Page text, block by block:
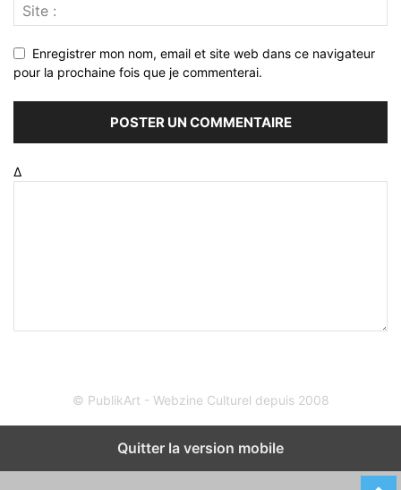
Enregistrer mon nom, email et site web dans ce navigateur
pour la prochaine fois que je commenterai.
Δ
© PublikArt - Webzine Culturel depuis 2008
Quitter la version mobile